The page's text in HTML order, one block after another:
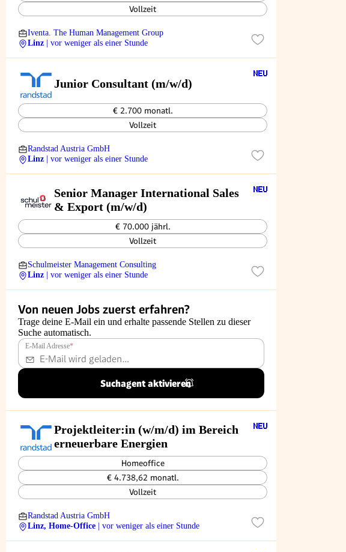
Vollzeit
Iventa. The Human Management Group
Linz
| vor weniger als einer Stunde
Junior Consultant (m/w/d)
€ 2.700 monatl.
Vollzeit
Randstad Austria GmbH
Linz
| vor weniger als einer Stunde
Senior Manager International Sales
& Export (m/w/d)
€ 70.000 jährl.
Vollzeit
Schulmeister Management Consulting
Linz
| vor weniger als einer Stunde
Von neuen Jobs zuerst erfahren?
Trage deine E-Mail ein und erhalte passende Stellen zu dieser
Suche automatisch.
E-Mail Adresse*
Suchagent aktivieren
Projektleiter:in (w/m/d) im Bereich
erneuerbare Energien
Homeoffice
€ 4.738,62 monatl.
Vollzeit
Randstad Austria GmbH
Linz, Home-Office
| vor weniger als einer Stunde